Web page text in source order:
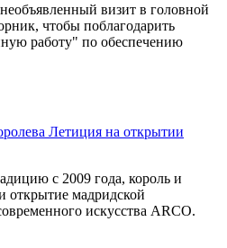
визит в головной
чтобы поблагодарить
работу" по обеспечению
Летиция на открытии
с 2009 года, король и
открытие мадридской
искусства ARCO.